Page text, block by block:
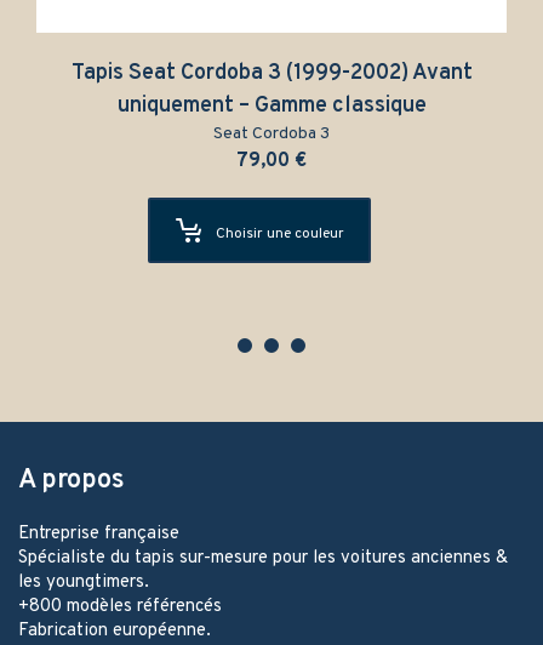
Tapis Seat Cordoba 3 (1999-2002) Avant
uniquement – Gamme classique
Seat Cordoba 3
79,00 €
Choisir une couleur
A propos
Entreprise française
Spécialiste du tapis sur-mesure pour les voitures anciennes &
les youngtimers.
+800 modèles référencés
Fabrication européenne.